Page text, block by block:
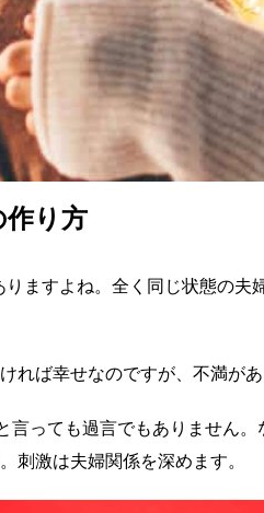
作り方
ますよね。全く同じ状態の夫
れば幸せなのですが、不満が
言っても過言でもありません。
刺激は夫婦関係を深めます。